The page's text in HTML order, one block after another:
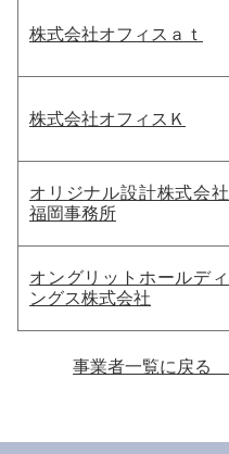
株式会社オフィスａｔ
株式会社オフィスＫ
オリジナル設計株式会社
福岡事務所
オングリットホールディ
ングス株式会社
事業者一覧に戻る